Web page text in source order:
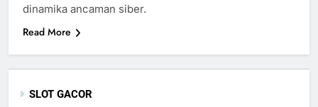
dinamika ancaman siber.
Read More
SLOT GACOR